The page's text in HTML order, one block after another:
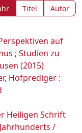
Titel Autor
auf
; Studien zu
(2015)
Hofprediger :
Heiligen Schrift
/